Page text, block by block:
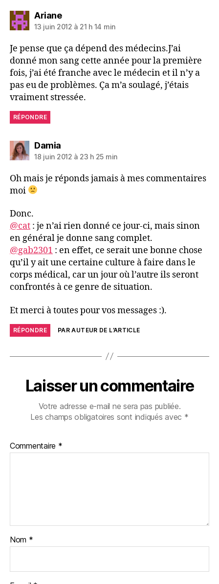
Arianedit :
13 juin 2012 à 21 h 14 min
Je pense que ça dépend des médecins.J’ai
donné mon sang cette année pour la première
fois, j’ai été franche avec le médecin et il n’y a
pas eu de problèmes. Ça m’a soulagé, j’étais
vraiment stressée.
RÉPONDRE
Damiadit :
18 juin 2012 à 23 h 25 min
Oh mais je réponds jamais à mes commentaires
moi
Donc.
@cat : je n’ai rien donné ce jour-ci, mais sinon
en général je donne sang complet.
@gab2301 : en effet, ce serait une bonne chose
qu’il y ait une certaine culture à faire dans le
corps médical, car un jour où l’autre ils seront
confrontés à ce genre de situation.
Et merci à toutes pour vos messages :).
RÉPONDRE PAR AUTEUR DE L’ARTICLE
Laisser un commentaire
Votre adresse e-mail ne sera pas publiée.
Les champs obligatoires sont indiqués avec *
Commentaire *
Nom *